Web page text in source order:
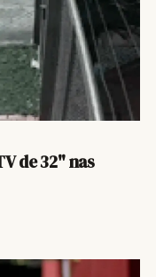
de 32" nas